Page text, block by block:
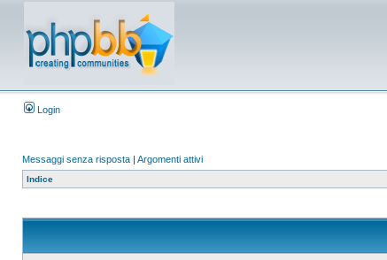
Login
Messaggi senza risposta | Argomenti attivi
Indice